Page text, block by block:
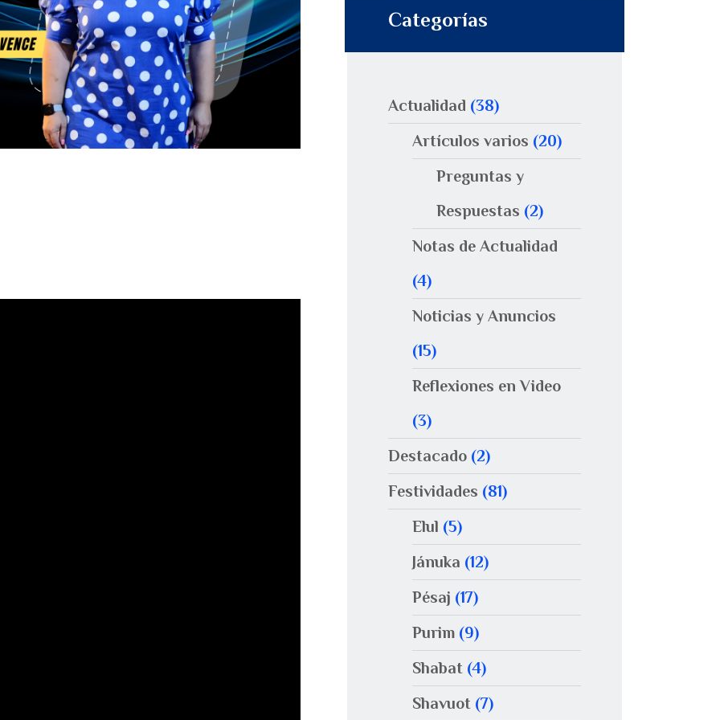
Categorías
Actualidad (38)
Artículos varios (20)
Preguntas y
Respuestas (2)
Notas de Actualidad
(4)
Noticias y Anuncios
(15)
Reflexiones en Video
(3)
Destacado (2)
Festividades (81)
Elul (5)
Jánuka (12)
Pésaj (17)
Purim (9)
Shabat (4)
Shavuot (7)